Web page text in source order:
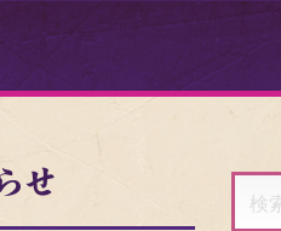
せ
索: